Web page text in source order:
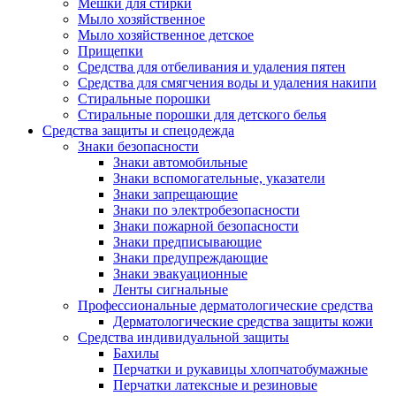
Мешки для стирки
Мыло хозяйственное
Мыло хозяйственное детское
Прищепки
Средства для отбеливания и удаления пятен
Средства для смягчения воды и удаления накипи
Стиральные порошки
Стиральные порошки для детского белья
Средства защиты и спецодежда
Знаки безопасности
Знаки автомобильные
Знаки вспомогательные, указатели
Знаки запрещающие
Знаки по электробезопасности
Знаки пожарной безопасности
Знаки предписывающие
Знаки предупреждающие
Знаки эвакуационные
Ленты сигнальные
Профессиональные дерматологические средства
Дерматологические средства защиты кожи
Средства индивидуальной защиты
Бахилы
Перчатки и рукавицы хлопчатобумажные
Перчатки латексные и резиновые